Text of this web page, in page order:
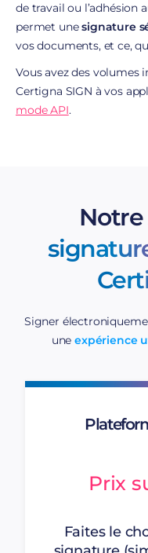
de travail ou l’adhésion
permet unesignature
vos documents, et ce,
Vous avez des
Certigna SIGN à vos
mode API.
Signer
uneexpérience
Prix
Faites le